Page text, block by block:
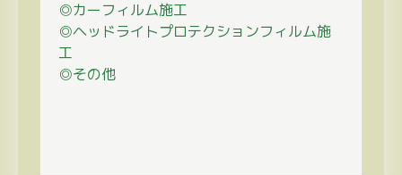
◎カーフィルム施工
◎ヘッドライトプロテクションフィルム施
工
◎その他